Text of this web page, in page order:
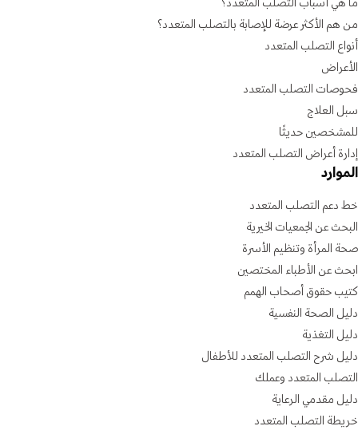
ما هي أسباب التصلب المتعدد؟
من هم الأكثر عرضة للإصابة بالتصلب المتعدد؟
أنواع التصلب المتعدد
الأعراض
فحوصات التصلب المتعدد
سبل العلاج
للمشخصين حديثًا
إدارة أعراض التصلب المتعدد
الموارد
خط دعم التصلب المتعدد
البحث عن الجمعيات الخيرية
صحة المرأة وتنظيم الأسرة
ابحث عن الأطباء المختصين
كتيب حقوق أصحاب الهمم
دليل الصحة النفسية
دليل التغذية
دليل شرح التصلب المتعدد للأطفال
التصلب المتعدد وعملك
دليل مقدمي الرعاية
خريطة التصلب المتعدد